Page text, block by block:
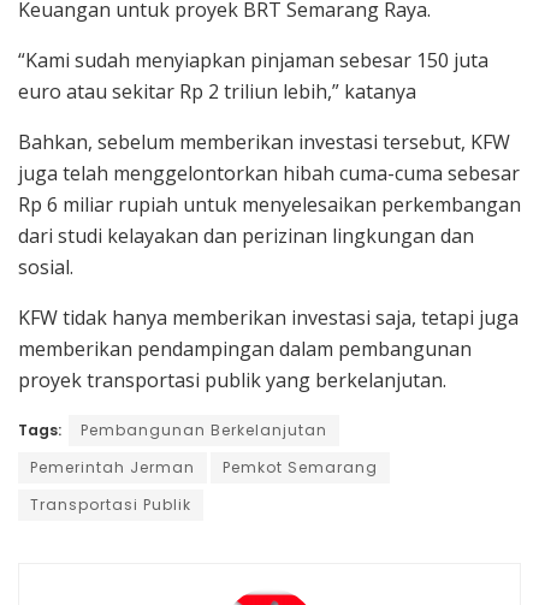
Keuangan untuk proyek BRT Semarang Raya.
“Kami sudah menyiapkan pinjaman sebesar 150 juta
euro atau sekitar Rp 2 triliun lebih,” katanya
Bahkan, sebelum memberikan investasi tersebut, KFW
juga telah menggelontorkan hibah cuma-cuma sebesar
Rp 6 miliar rupiah untuk menyelesaikan perkembangan
dari studi kelayakan dan perizinan lingkungan dan
sosial.
KFW tidak hanya memberikan investasi saja, tetapi juga
memberikan pendampingan dalam pembangunan
proyek transportasi publik yang berkelanjutan.
Tags:
Pembangunan Berkelanjutan
Pemerintah Jerman
Pemkot Semarang
Transportasi Publik